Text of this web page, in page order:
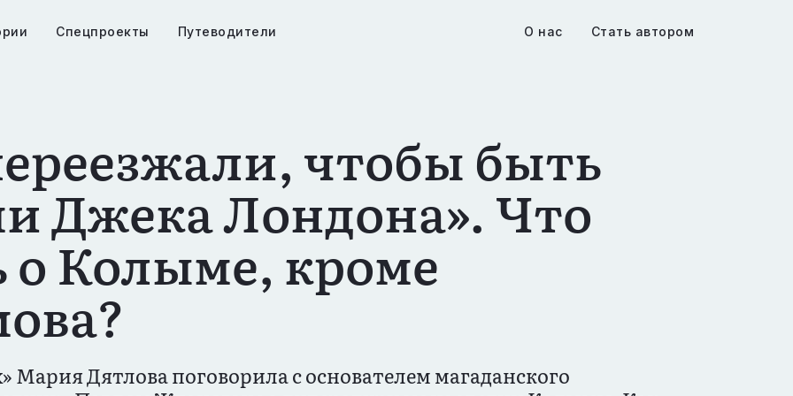
Спецпроекты Путеводители О нас Стать автором
чтобы быть
Джека Лондона». Что
о Колыме, кроме
Мария Дятлова поговорила с основателем магаданского